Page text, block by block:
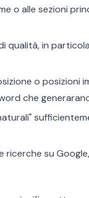
o alle sezioni
qualità, in
o posizioni
che
ricerche su